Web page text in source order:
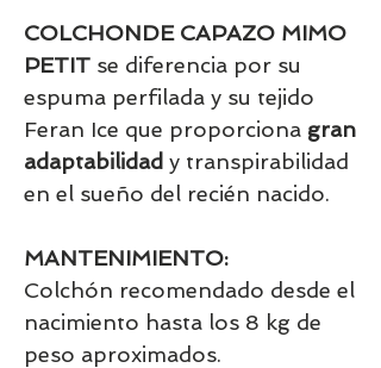
COLCHONDE CAPAZO MIMO
PETIT se diferencia por su
espuma perfilada y su tejido
Feran Ice que proporciona gran
adaptabilidad y transpirabilidad
en el sueño del recién nacido.
MANTENIMIENTO:
Colchón recomendado desde el
nacimiento hasta los 8 kg de
peso aproximados.